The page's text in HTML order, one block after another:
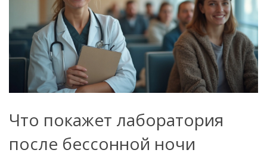
Что покажет лаборатория
после бессонной ночи